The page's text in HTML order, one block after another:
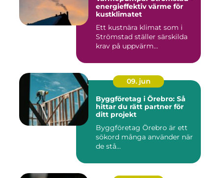
energieffektiv värme för
kustklimatet
Ett kustnära klimat som i
Strömstad ställer särskilda
krav på uppvärm...
09. jun
Byggföretag i Örebro: Så
hittar du rätt partner för
ditt projekt
Byggföretag Örebro är ett
sökord många använder när
de stå...